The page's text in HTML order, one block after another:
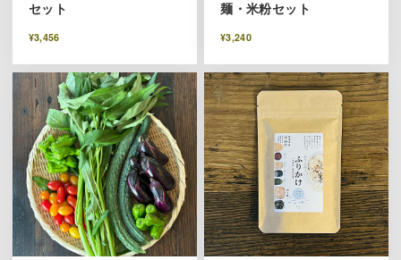
セット
¥3,456
麺・米粉セット
¥3,240